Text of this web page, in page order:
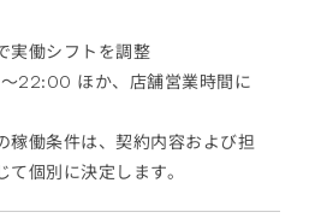
実働シフトを調整
22:00 ほか、店舗営業時間に
稼働条件は、契約内容および担
て個別に決定します。